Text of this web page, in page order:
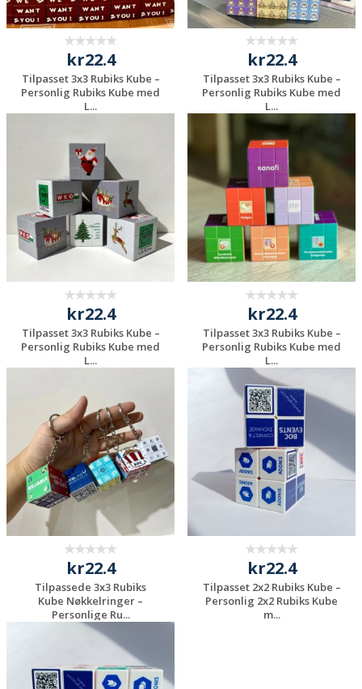
kr22.4
Tilpasset 3x3 Rubiks Kube –
Personlig Rubiks Kube med
L...
uforpliktende
tilbud
kr22.4
Tilpasset 3x3 Rubiks Kube –
Personlig Rubiks Kube med
L...
Be om et
uforpliktende
tilbud
kr22.4
Tilpasset 3x3 Rubiks Kube –
Personlig Rubiks Kube med
L...
uforpliktende
tilbud
kr22.4
Tilpasset 3x3 Rubiks Kube –
Personlig Rubiks Kube med
L...
Be om et
uforpliktende
tilbud
kr22.4
Tilpassede 3x3 Rubiks
Kube Nøkkelringer –
Personlige Ru...
Be om et
uforpliktende
tilbud
kr22.4
Tilpasset 2x2 Rubiks Kube –
Personlig 2x2 Rubiks Kube
m...